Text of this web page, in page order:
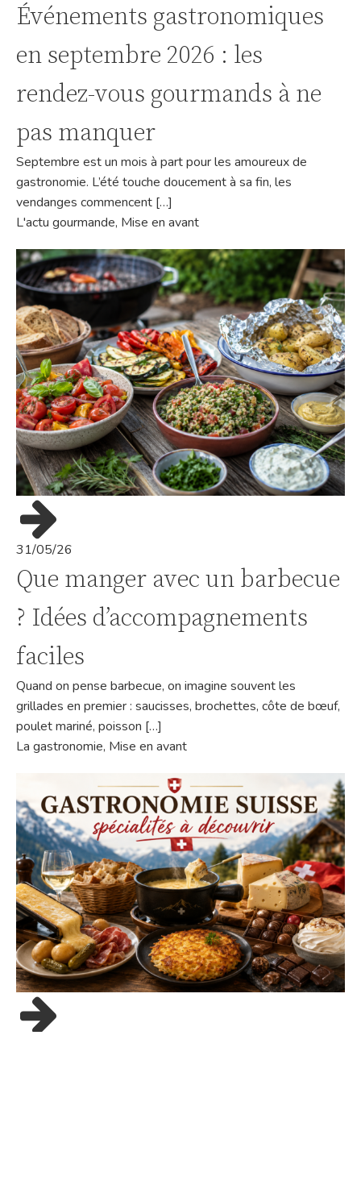
Événements gastronomiques
en septembre 2026 : les
rendez-vous gourmands à ne
pas manquer
Septembre est un mois à part pour les amoureux de
gastronomie. L’été touche doucement à sa fin, les
vendanges commencent […]
L'actu gourmande, Mise en avant
31/05/26
Que manger avec un barbecue
? Idées d’accompagnements
faciles
Quand on pense barbecue, on imagine souvent les
grillades en premier : saucisses, brochettes, côte de bœuf,
poulet mariné, poisson […]
La gastronomie, Mise en avant